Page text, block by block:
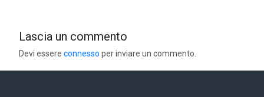
Lascia un commento
Devi essereconnesso per inviare un commento.